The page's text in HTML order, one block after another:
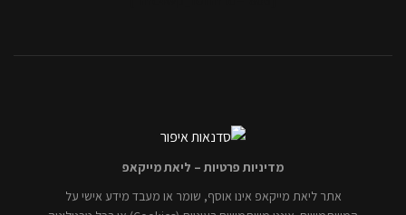
מדיניות פרטיות – ליאת מייקאפ
אתר ליאת מייקאפ אינו אוסף, שומר או מעבד מידע אישי על